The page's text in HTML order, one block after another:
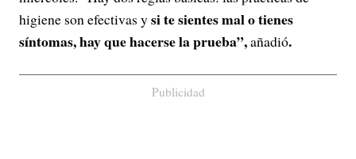
higiene son efectivas ysi te sientes mal o tienes
síntomas, hay que hacerse la prueba”,añadió.
Publicidad